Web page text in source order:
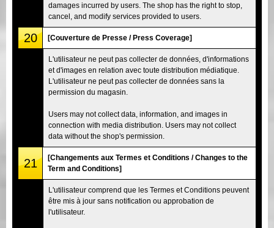
damages incurred by users. The shop has the right to stop,
cancel, and modify services provided to users.
20 [Couverture de Presse / Press Coverage]
L'utilisateur ne peut pas collecter de données, d'informations
et d'images en relation avec toute distribution médiatique.
L'utilisateur ne peut pas collecter de données sans la
permission du magasin.
Users may not collect data, information, and images in
connection with media distribution. Users may not collect
data without the shop's permission.
21
[Changements aux Termes et Conditions / Changes to the
Term and Conditions]
L'utilisateur comprend que les Termes et Conditions peuvent
être mis à jour sans notification ou approbation de
l'utilisateur.